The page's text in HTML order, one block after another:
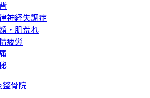
神経失調症
・肌荒れ
疲労